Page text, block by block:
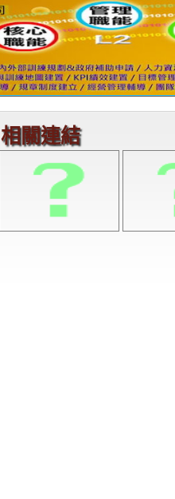
相關連結